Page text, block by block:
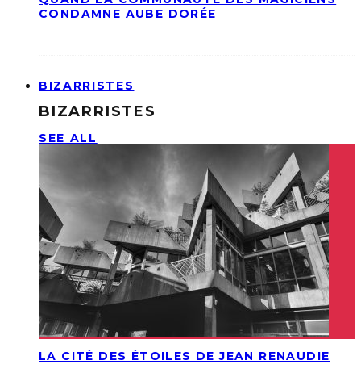
CONDAMNE AUBE DORÉE
BIZARRISTES
BIZARRISTES
SEE ALL
LA CITÉ DES ÉTOILES DE JEAN RENAUDIE